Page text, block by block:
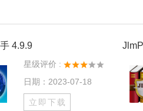
4.9.9
星级评价 :
日期：2023-07-18
立即下载